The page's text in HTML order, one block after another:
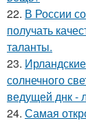
22. В России
получать
таланты.
23.
солнечного
ведущей днк -
24. Самая